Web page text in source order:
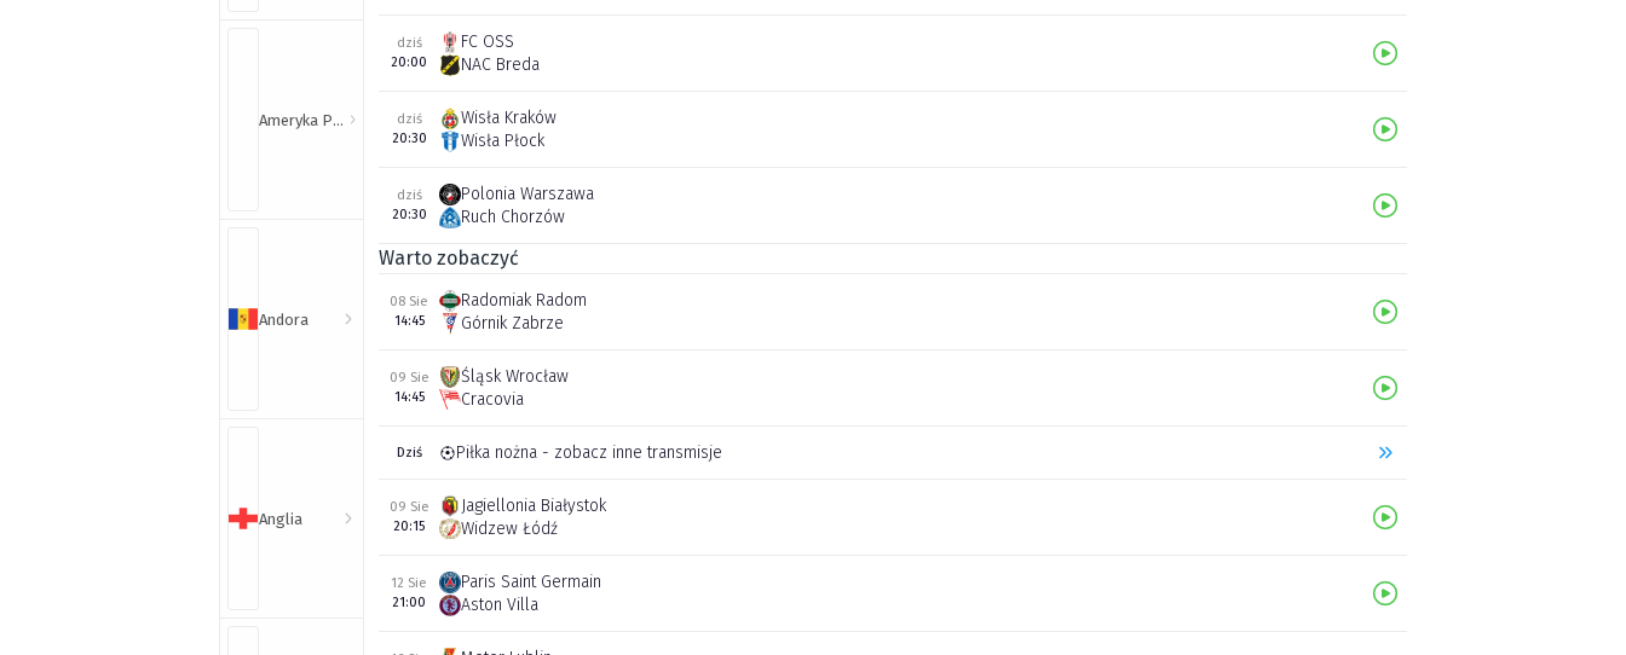
Ameryka Północna i Południowa
Andora
Anglia
dziś
20:00
FC OSS
NAC Breda
dziś
20:30
Wisła Kraków
Wisła Płock
dziś
20:30
Polonia Warszawa
Ruch Chorzów
Warto zobaczyć
08 Sie
14:45
Radomiak Radom
Górnik Zabrze
09 Sie
14:45
Śląsk Wrocław
Cracovia
Dziś Piłka nożna - zobacz inne transmisje
09 Sie
20:15
Jagiellonia Białystok
Widzew Łódź
12 Sie
21:00
Paris Saint Germain
Aston Villa